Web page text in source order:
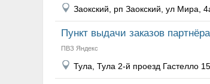
Заокский, рп Заокский, ул Мира,
Пункт выдачи заказов партнёра
ПВЗ Яндекс
Тула, Тула 2-й проезд Гастелло 15